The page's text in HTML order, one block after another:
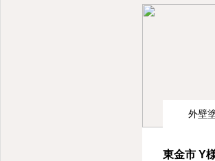
外壁
東金市 Y